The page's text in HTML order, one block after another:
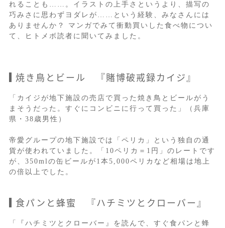
れることも……。イラストの上手さというより、描写の
巧みさに思わずヨダレが……という経験、みなさんには
ありませんか？ マンガでみて衝動買いした食べ物につい
て、ヒトメボ読者に聞いてみました。
焼き鳥とビール 『賭博破戒録カイジ』
「カイジが地下施設の売店で買った焼き鳥とビールがう
まそうだった。すぐにコンビニに行って買った」（兵庫
県・38歳男性）
帝愛グループの地下施設では「ペリカ」という独自の通
貨が使われていました。「10ペリカ＝1円」のレートです
が、350mlの缶ビールが1本5,000ペリカなど相場は地上
の倍以上でした。
食パンと蜂蜜 『ハチミツとクローバー』
「『ハチミツとクローバー』を読んで、すぐ食パンと蜂